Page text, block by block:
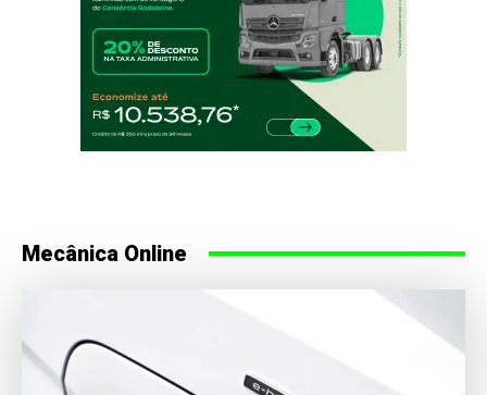
Mecânica Online